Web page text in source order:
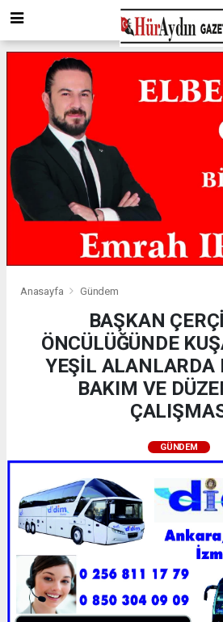
Anasayfa Gündem
BAŞKAN
ÖNCÜLÜĞÜNDE
YEŞİL ALANLARDA
BAKIM VE
GÜNDEM